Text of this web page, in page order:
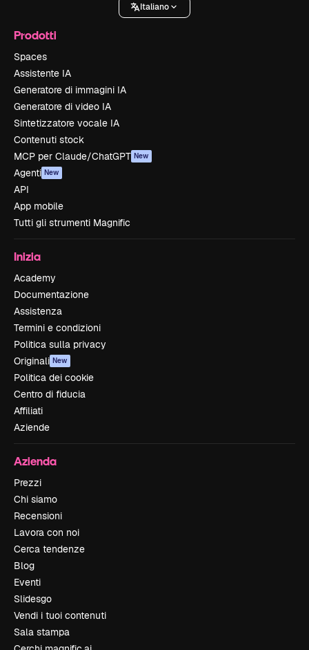
Italiano
Prodotti
Spaces
Assistente IA
Generatore di immagini IA
Generatore di video IA
Sintetizzatore vocale IA
Contenuti stock
MCP per Claude/ChatGPT New
Agenti New
API
App mobile
Tutti gli strumenti Magnific
Inizia
Academy
Documentazione
Assistenza
Termini e condizioni
Politica sulla privacy
Originali New
Politica dei cookie
Centro di fiducia
Affiliati
Aziende
Azienda
Prezzi
Chi siamo
Recensioni
Lavora con noi
Cerca tendenze
Blog
Eventi
Slidesgo
Vendi i tuoi contenuti
Sala stampa